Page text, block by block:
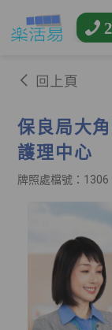
回上頁
保良局大
護理中心
牌照處檔號：1306